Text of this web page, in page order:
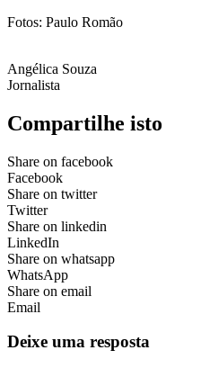
Fotos: Paulo Romão
Angélica Souza
Jornalista
Compartilhe isto
Share on facebook
Facebook
Share on twitter
Twitter
Share on linkedin
LinkedIn
Share on whatsapp
WhatsApp
Share on email
Email
Deixe uma resposta